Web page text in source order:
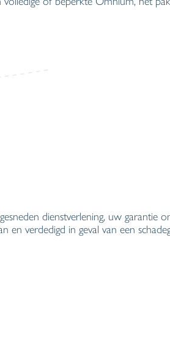
dienstverlening, uw
verdedigd in geval van een